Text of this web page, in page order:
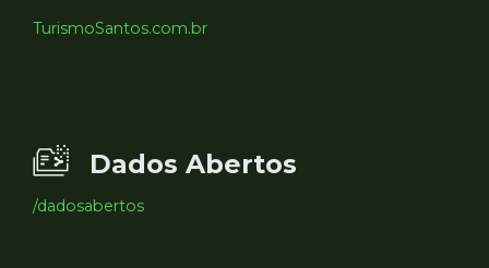
TurismoSantos.com.br
Dados Abertos
/dadosabertos